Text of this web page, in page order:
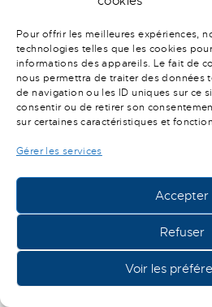
Pour offrir les meilleures expériences,
technologies telles que les cookies
informations des appareils. Le fait de
nous permettra de traiter des données
de navigation ou les ID uniques sur ce
consentir ou de retirer son
sur certaines caractéristiques et
Gérer les services
Accepter
Refuser
Voir les